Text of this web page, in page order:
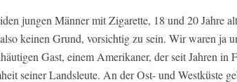
jungen Männer mit Zigarette, 18 und 20 Jahre
keinen Grund, vorsichtig zu sein. Wir waren ja
Gast, einem Amerikaner, der seit Jahren in
seiner Landsleute. An der Ost- und Westküste